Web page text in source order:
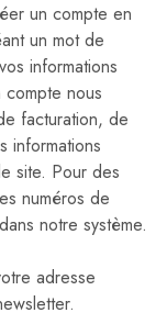
un compte en
un mot de
informations
compte nous
facturation, de
informations
site. Pour des
numéros de
notre système.
adresse